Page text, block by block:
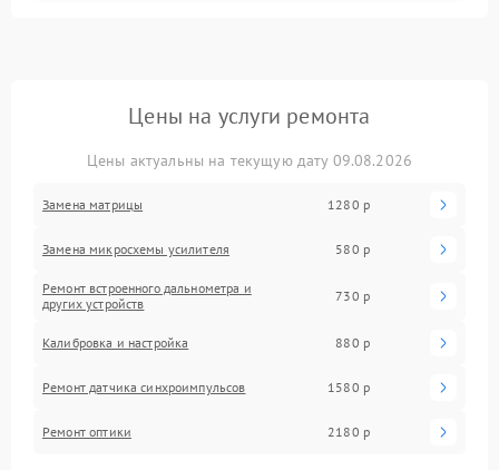
Цены на услуги ремонта
Цены актуальны на текущую дату 09.08.2026
Замена матрицы 1280 р
Замена микросхемы усилителя 580 р
Ремонт встроенного дальнометра и
других устройств
730 р
Калибровка и настройка 880 р
Ремонт датчика синхроимпульсов 1580 р
Ремонт оптики 2180 р